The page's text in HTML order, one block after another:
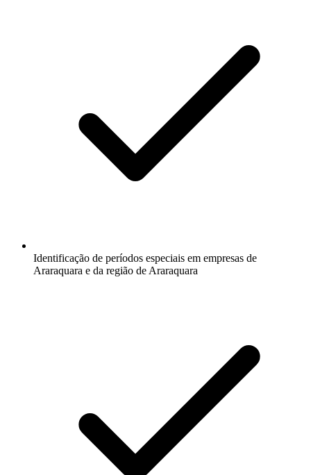
Identificação de períodos especiais em empresas de
Araraquara e da região de Araraquara